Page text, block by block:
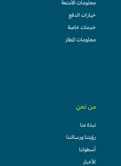
معلومات الأمتعة
خيارات الدفع
خدمات خاصة
معلومات المطار
من نحن
نبذة عنا
رؤيتنا ورسالتنا
أسطولنا
الأخبار